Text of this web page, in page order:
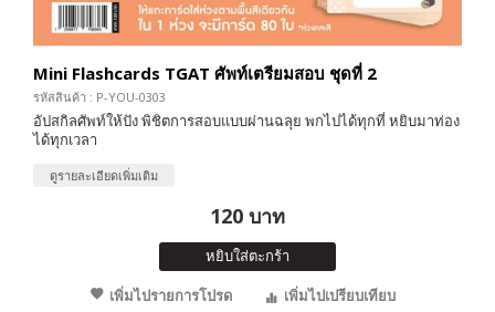
Mini Flashcards TGAT ศัพท์เตรียมสอบ ชุดที่ 2
รหัสสินค้า : P-YOU-0303
อัปสกิลศัพท์ให้ปัง พิชิตการสอบแบบผ่านฉลุย พกไปได้ทุกที่ หยิบมาท่อง
ได้ทุกเวลา
ดูรายละเอียดเพิ่มเติม
120 บาท
หยิบใส่ตะกร้า
เพิ่มไปรายการโปรด
เพิ่มไปเปรียบเทียบ